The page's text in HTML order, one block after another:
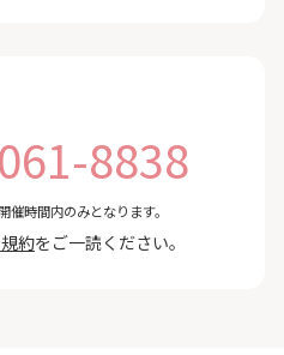
8838
時間内のみとなります。
約をご一読ください。